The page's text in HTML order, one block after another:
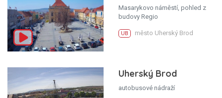
Masarykovo náměstí, pohled z
budovy Regio
UB město Uherský Brod
Uherský Brod
autobusové nádraží